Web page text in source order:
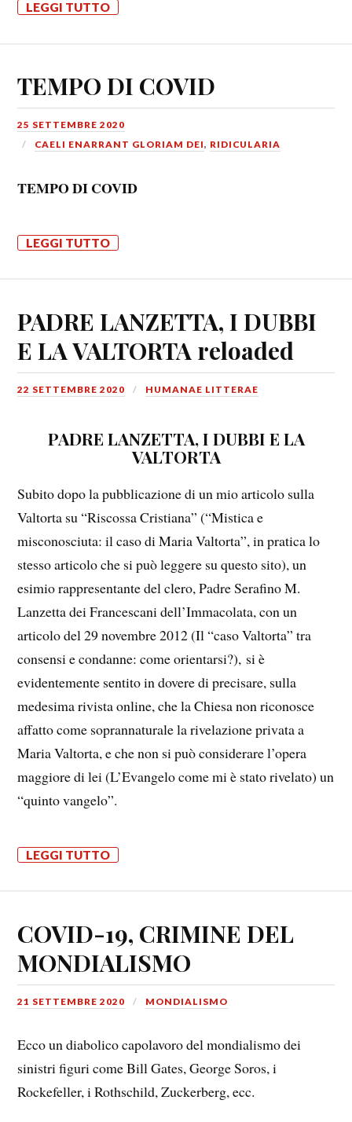
LEGGI TUTTO
TEMPO DI COVID
25 SETTEMBRE 2020
CAELI ENARRANT GLORIAM DEI, RIDICULARIA
TEMPO DI COVID
LEGGI TUTTO
PADRE LANZETTA, I DUBBI
E LA VALTORTA reloaded
22 SETTEMBRE 2020 HUMANAE LITTERAE
PADRE LANZETTA, I DUBBI E LA
VALTORTA
Subito dopo la pubblicazione di un mio articolo sulla
Valtorta su “Riscossa Cristiana” (“Mistica e
misconosciuta: il caso di Maria Valtorta”, in pratica lo
stesso articolo che si può leggere su questo sito), un
esimio rappresentante del clero, Padre Serafino M.
Lanzetta dei Francescani dell’Immacolata, con un
articolo del 29 novembre 2012 (Il “caso Valtorta” tra
consensi e condanne: come orientarsi?), si è
evidentemente sentito in dovere di precisare, sulla
medesima rivista online, che la Chiesa non riconosce
affatto come soprannaturale la rivelazione privata a
Maria Valtorta, e che non si può considerare l’opera
maggiore di lei (L’Evangelo come mi è stato rivelato) un
“quinto vangelo”.
LEGGI TUTTO
COVID-19, CRIMINE DEL
MONDIALISMO
21 SETTEMBRE 2020 MONDIALISMO
Ecco un diabolico capolavoro del mondialismo dei
sinistri figuri come Bill Gates, George Soros, i
Rockefeller, i Rothschild, Zuckerberg, ecc.